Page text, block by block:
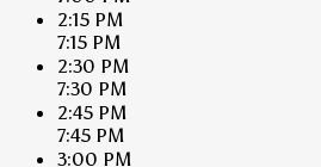
2:15 PM
7:15 PM
2:30 PM
7:30 PM
2:45 PM
7:45 PM
3:00 PM